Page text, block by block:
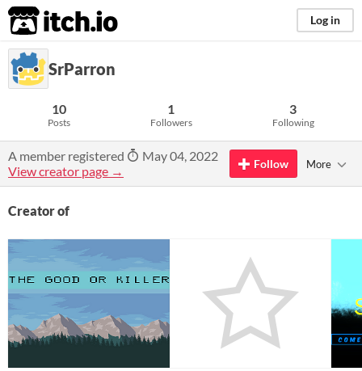
itch.io Log in
SrParron
10
Posts
1
Followers
3
Following
A member registered
May 04, 2022
View creator page →
Follow More
Creator of